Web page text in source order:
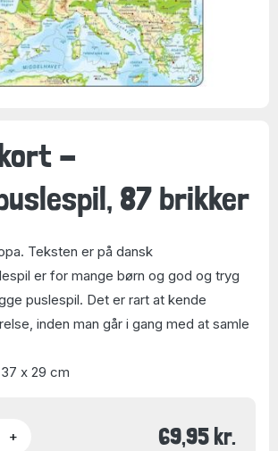
-
87 brikker
Teksten er på dansk
er for mange børn og god og tryg
puslespil. Det er rart at kende
inden man går i gang med at samle
x 29 cm
+ 69,95 kr.